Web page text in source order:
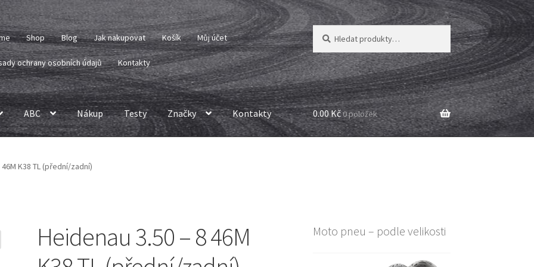
Shop Blog Jak nakupovat Košík Můj účet
ochrany osobních údajů Kontakty
Hledat:
Hledat
ABC Nákup Testy Značky Kontakty 0.00 Kč0 položek
K38 TL (přední/zadní)
Heidenau 3.50 – 8 46M
Moto pneu – podle velikosti